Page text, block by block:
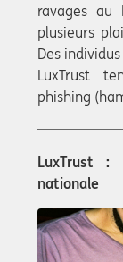
ravages au
plusieurs
Des
LuxTrust
phishing
LuxTrust :
nationale